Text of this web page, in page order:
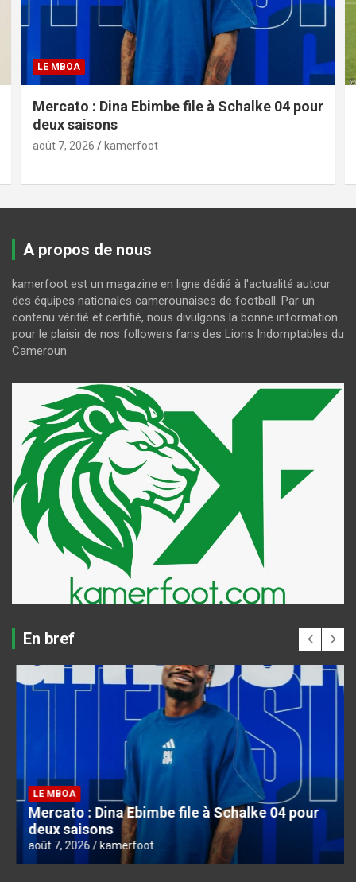
LE MBOA
Mercato : Dina Ebimbe file à Schalke 04 pour
deux saisons
août 7, 2026 kamerfoot
A propos de nous
kamerfoot est un magazine en ligne dédié à l'actualité autour
des équipes nationales camerounaises de football. Par un
contenu vérifié et certifié, nous divulgons la bonne information
pour le plaisir de nos followers fans des Lions Indomptables du
Cameroun
En bref
LE MBOA
Mercato : Dina Ebimbe file à Schalke 04 pour
deux saisons
août 7, 2026 kamerfoot